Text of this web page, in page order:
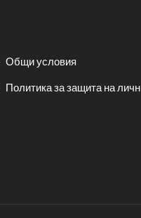
Общи условия
Политика за защита на